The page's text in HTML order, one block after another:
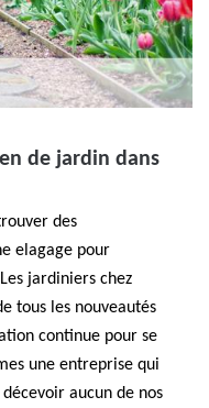
de jardin dans
des
elagage pour
jardiniers chez
tous les nouveautés
continue pour se
une entreprise qui
aucun de nos